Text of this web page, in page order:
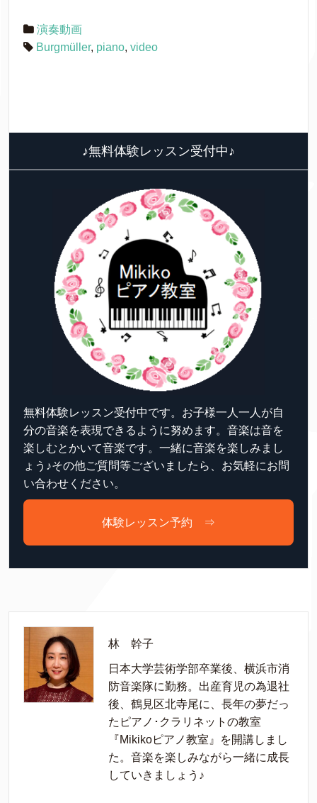
演奏動画
Burgmüller, piano, video
♪無料体験レッスン受付中♪
無料体験レッスン受付中です。お子様一人一人が自
分の音楽を表現できるように努めます。音楽は音を
楽しむとかいて音楽です。一緒に音楽を楽しみまし
ょう♪その他ご質問等ございましたら、お気軽にお問
い合わせください。
体験レッスン予約 ⇒
林 幹子
日本大学芸術学部卒業後、横浜市消
防音楽隊に勤務。出産育児の為退社
後、鶴見区北寺尾に、長年の夢だっ
たピアノ･クラリネットの教室
『Mikikoピアノ教室』を開講しまし
た。音楽を楽しみながら一緒に成長
していきましょう♪